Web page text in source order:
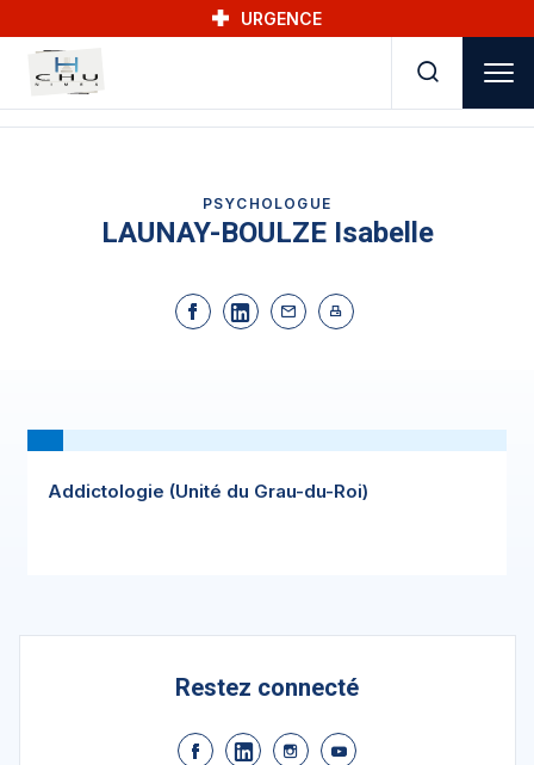
URGENCE
PSYCHOLOGUE
LAUNAY-BOULZE Isabelle
Addictologie (Unité du Grau-du-Roi)
Restez connecté